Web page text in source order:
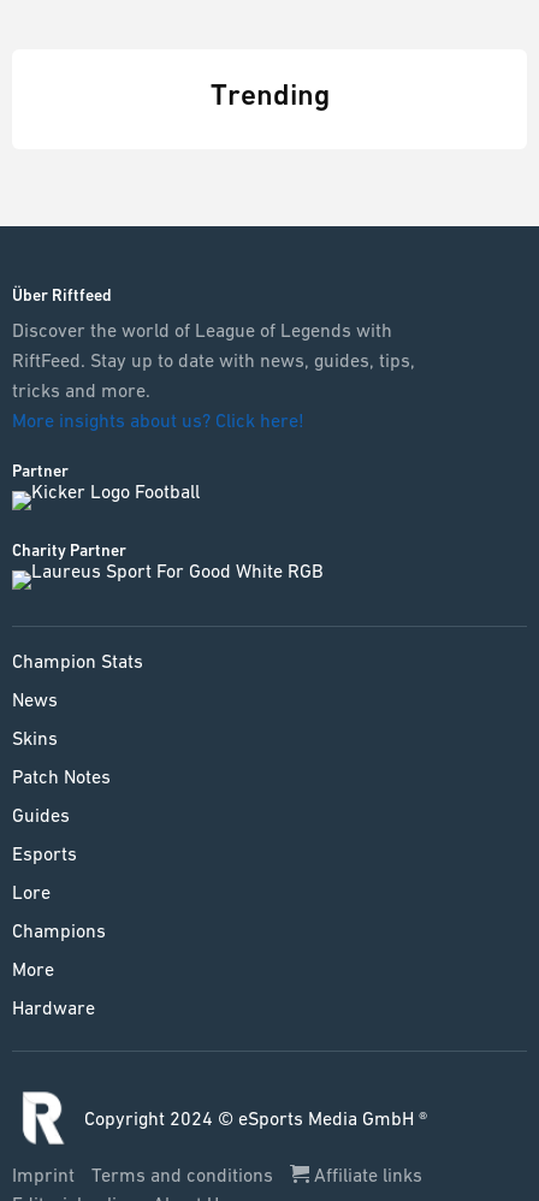
Trending
Über Riftfeed
Discover the world of League of Legends with
RiftFeed. Stay up to date with news, guides, tips,
tricks and more.
More insights about us? Click here!
Partner
Charity Partner
Champion Stats
News
Skins
Patch Notes
Guides
Esports
Lore
Champions
More
Hardware
Copyright 2024 © eSports Media GmbH ®
Imprint Terms and conditions
Affiliate links